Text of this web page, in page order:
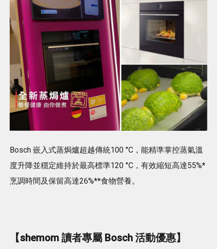
Bosch 嵌入式蒸焗爐超越傳統100 °C，能精準掌控蒸氣溫
度升降並穩定維持於最高標準120 °C，有效縮短高達55%*
烹調時間及保留高達26%**食物營養。
【shemom 讀者專屬 Bosch 活動優惠】